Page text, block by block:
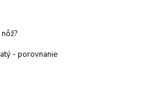
- porovnanie